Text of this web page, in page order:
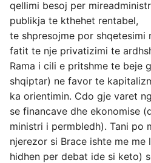
qellimi besoj per
publikja te kthehet rentabel,
te shpresojme por shqetesimi
fatit te nje privatizimi te
Rama i cili e pritshme te beje
shqiptar) ne favor te
ka orientimin. Cdo gje varet
se financave dhe ekonomise
ministri i permbledh). Tani po
njerezor si Brace ishte me
hidhen per debat ide si keto)